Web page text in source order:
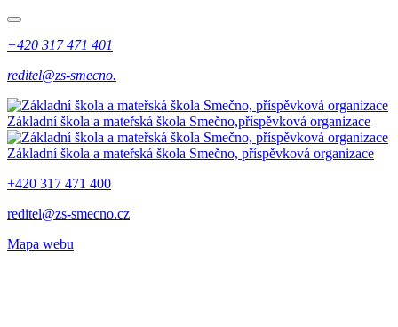
+420 317 471 401
reditel@zs-smecno.
Základní škola a mateřská škola Smečno,příspěvková organizace
Základní škola a mateřská škola Smečno, příspěvková organizace
+420 317 471 400
reditel@zs-smecno.cz
Mapa webu